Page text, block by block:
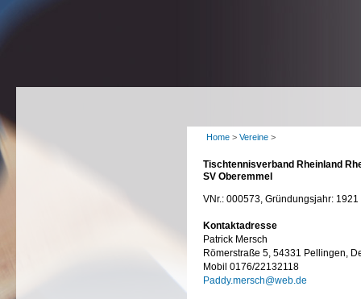
Home > Vereine >
Tischtennisverband Rheinland
SV Oberemmel
VNr.: 000573, Gründungsjahr: 1921
Kontaktadresse
Patrick Mersch
Römerstraße 5, 54331 Pellingen,
Mobil 0176/22132118
Paddy.mersch@web.de